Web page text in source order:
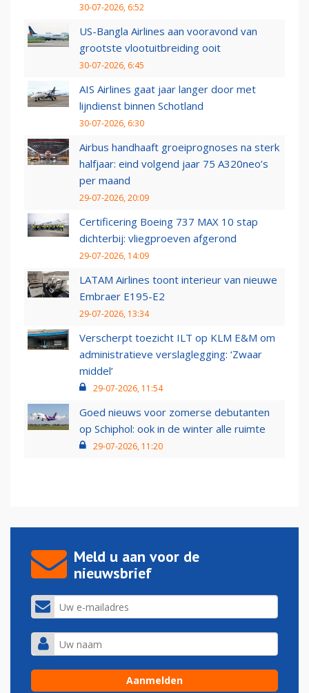
30-07-2026, 6:52
US-Bangla Airlines aan vooravond van
grootste vlootuitbreiding ooit
30-07-2026, 6:45
AIS Airlines gaat jaar langer door met
lijndienst binnen Schotland
30-07-2026, 6:30
Airbus handhaaft groeiprognoses na sterk
halfjaar: eind volgend jaar 75 A320neo’s
per maand
29-07-2026, 20:09
Certificering Boeing 737 MAX 10 stap
dichterbij: vliegproeven afgerond
29-07-2026, 14:09
LATAM Airlines toont interieur van nieuwe
Embraer E195-E2
29-07-2026, 13:34
Verscherpt toezicht ILT op KLM E&M om
administratieve verslaglegging: ‘Zwaar
middel’
29-07-2026, 11:54
Goed nieuws voor zomerse debutanten
op Schiphol: ook in de winter alle ruimte
29-07-2026, 11:20
Meld u aan voor de
nieuwsbrief